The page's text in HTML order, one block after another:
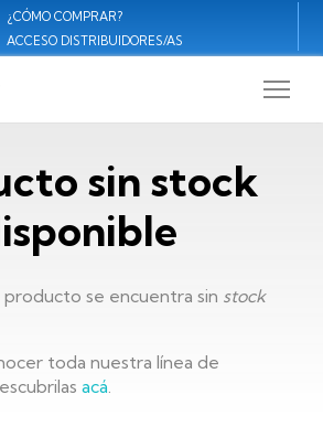
Menú
¿CÓMO COMPRAR?
ACCESO DISTRIBUIDORES/AS
sin stock
producto se encuentra sin stock
toda nuestra línea de
acá.